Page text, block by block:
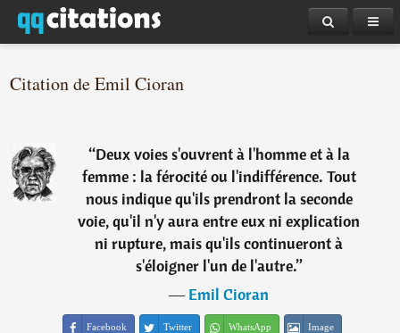
Citation de Emil Cioran
“Deux voies s'ouvrent à l'homme et à la
femme : la férocité ou l'indifférence. Tout
nous indique qu'ils prendront la seconde
voie, qu'il n'y aura entre eux ni explication
ni rupture, mais qu'ils continueront à
s'éloigner l'un de l'autre.”
―Emil Cioran
Facebook Twitter WhatsApp Image